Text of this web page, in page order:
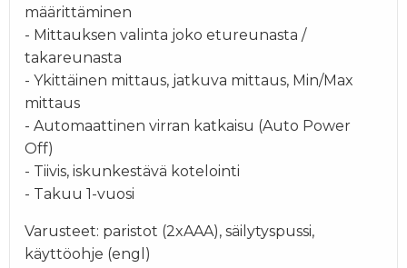
määrittäminen
- Mittauksen valinta joko etureunasta /
takareunasta
- Ykittäinen mittaus, jatkuva mittaus, Min/Max
mittaus
- Automaattinen virran katkaisu (Auto Power
Off)
- Tiivis, iskunkestävä kotelointi
- Takuu 1-vuosi
Varusteet: paristot (2xAAA), säilytyspussi,
käyttöohje (engl)